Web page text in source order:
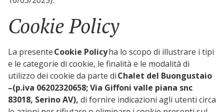
Cookie Policy
La presenteCookie Policyha lo scopo di illustrare i tipi
e le categorie di cookie, le finalità e le modalità di
utilizzo dei cookie da parte diChalet del Buongustaio
–(p.iva 06202320658; Via Giffoni valle piana snc
83018, Serino AV), di fornire indicazioni agli utenti circa